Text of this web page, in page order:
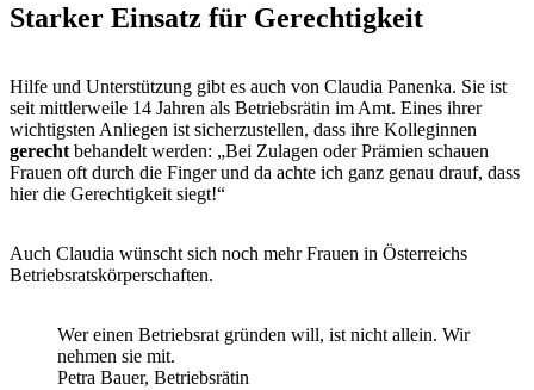
Starker Einsatz für Gerechtigkeit
Hilfe und Unterstützung gibt es auch von Claudia Panenka. Sie ist
seit mittlerweile 14 Jahren als Betriebsrätin im Amt. Eines ihrer
wichtigsten Anliegen ist sicherzustellen, dass ihre Kolleginnen
gerechtbehandelt werden: „Bei Zulagen oder Prämien schauen
Frauen oft durch die Finger und da achte ich ganz genau drauf, dass
hier die Gerechtigkeit siegt!“
Auch Claudia wünscht sich noch mehr Frauen in Österreichs
Betriebsratskörperschaften.
Wer einen Betriebsrat gründen will, ist nicht allein. Wir
nehmen sie mit.
Petra Bauer, Betriebsrätin